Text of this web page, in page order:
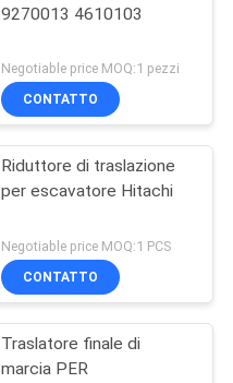
9270013 4610103
Negotiable price MOQ:1 pezzi
CONTATTO
Riduttore di traslazione
per escavatore Hitachi
Negotiable price MOQ:1 PCS
CONTATTO
Traslatore finale di
marcia PER